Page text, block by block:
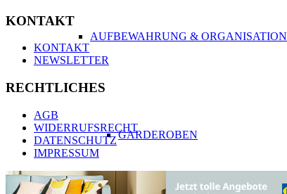
AUFBEWAHRUNG & ORGANISATION
GARDEROBEN
KONTAKT
KONTAKT
NEWSLETTER
RECHTLICHES
AGB
WIDERRUFSRECHT
DATENSCHUTZ
IMPRESSUM